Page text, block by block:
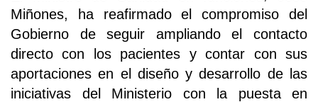
Miñones, ha reafirmado el compromiso del
Gobierno de seguir ampliando el contacto
directo con los pacientes y contar con sus
aportaciones en el diseño y desarrollo de las
iniciativas del Ministerio con la puesta en